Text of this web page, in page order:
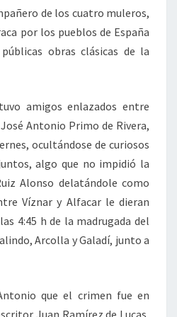
de los cuatro muleros,
por los pueblos de España
obras clásicas de la
amigos enlazados entre
Antonio Primo de Rivera,
ocultándose de curiosos
algo que no impidió la
Alonso delatándole como
Víznar y Alfacar le dieran
4:45 h de la madrugada del
Arcolla y Galadí, junto a
que el crimen fue en
Juan Ramírez de Lucas,